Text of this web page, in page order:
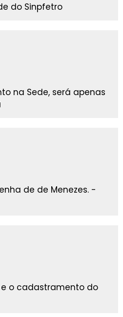
do Sinpfetro
na Sede, será apenas
de de Menezes. -
o cadastramento do